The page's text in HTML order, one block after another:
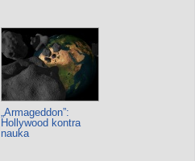
„Armageddon”:
Hollywood kontra
nauka